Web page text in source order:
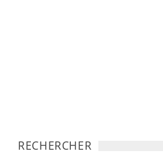
RECHERCHER